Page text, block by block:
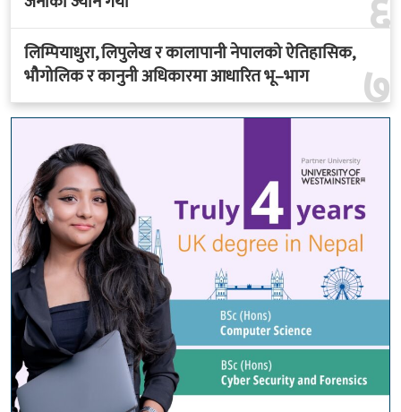
७
लिम्पियाधुरा, लिपुलेख र कालापानी नेपालको ऐतिहासिक,
भौगोलिक र कानुनी अधिकारमा आधारित भू–भाग